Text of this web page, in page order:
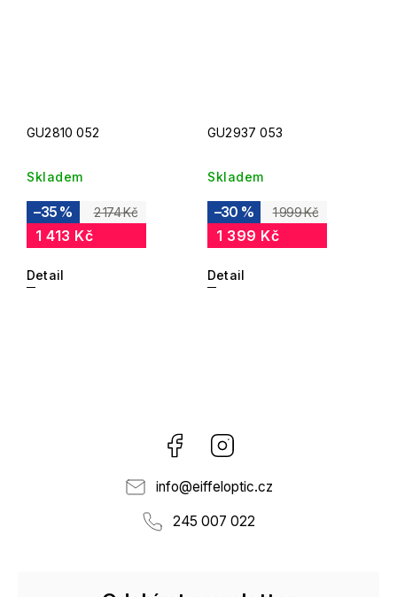
GU2810 052
Skladem
2 174 Kč
–35 %
1 413 Kč
Detail
GU2937 053
Skladem
1 999 Kč
–30 %
1 399 Kč
Detail
Facebook
info@eiffeloptic.cz
245 007 022